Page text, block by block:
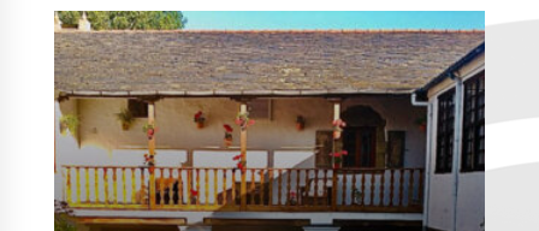
LEER MÁS